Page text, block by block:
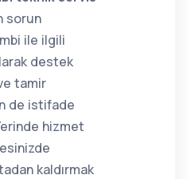
sorun
ile ilgili
destek
tamir
de istifade
hizmet
kaldırmak